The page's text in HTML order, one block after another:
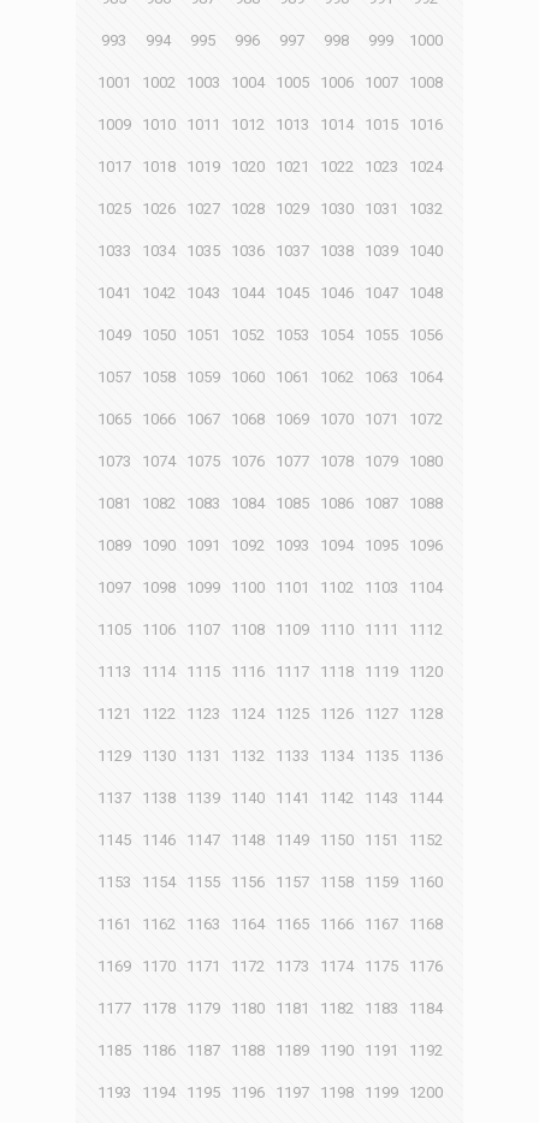
993 994 995 996 997 998 999 1000
1001 1002 1003 1004 1005 1006 1007 1008
1009 1010 1011 1012 1013 1014 1015 1016
1017 1018 1019 1020 1021 1022 1023 1024
1025 1026 1027 1028 1029 1030 1031 1032
1033 1034 1035 1036 1037 1038 1039 1040
1041 1042 1043 1044 1045 1046 1047 1048
1049 1050 1051 1052 1053 1054 1055 1056
1057 1058 1059 1060 1061 1062 1063 1064
1065 1066 1067 1068 1069 1070 1071 1072
1073 1074 1075 1076 1077 1078 1079 1080
1081 1082 1083 1084 1085 1086 1087 1088
1089 1090 1091 1092 1093 1094 1095 1096
1097 1098 1099 1100 1101 1102 1103 1104
1105 1106 1107 1108 1109 1110 1111 1112
1113 1114 1115 1116 1117 1118 1119 1120
1121 1122 1123 1124 1125 1126 1127 1128
1129 1130 1131 1132 1133 1134 1135 1136
1137 1138 1139 1140 1141 1142 1143 1144
1145 1146 1147 1148 1149 1150 1151 1152
1153 1154 1155 1156 1157 1158 1159 1160
1161 1162 1163 1164 1165 1166 1167 1168
1169 1170 1171 1172 1173 1174 1175 1176
1177 1178 1179 1180 1181 1182 1183 1184
1185 1186 1187 1188 1189 1190 1191 1192
1193 1194 1195 1196 1197 1198 1199 1200